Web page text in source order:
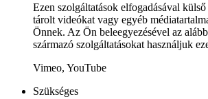
Ezen szolgáltatások elfogadásával
tárolt videókat vagy egyéb
Önnek. Az Ön beleegyezésével az
származó szolgáltatásokat használjuk
Vimeo, YouTube
Szükséges